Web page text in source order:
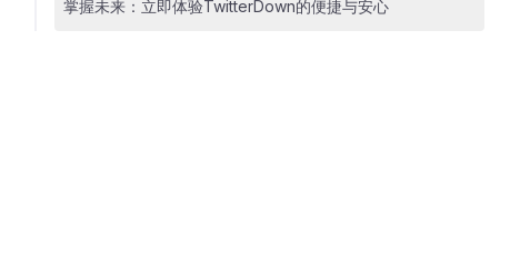
掌握未来：立即体验TwitterDown的便捷与安心